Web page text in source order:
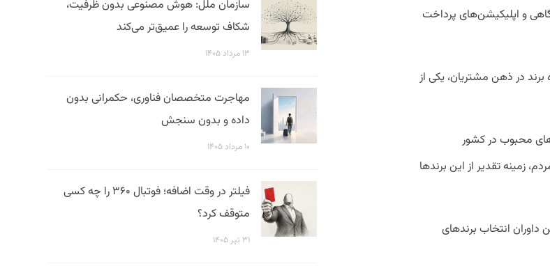
و اپلیکیشن‌های پرداخت
در ذهن مشتریان، یکی از
محبوب در کشور
زمینه تقدیر از این برندها
انتخاب برندهای
سازمان ملل: هوش مصنوعی بدون ظرفیت،
شکاف توسعه را عمیق‌تر می‌کند
۱۳ مرداد ۱۴۰۵
مهاجرت متخصصان فناوری، حکمرانی بدون
داده و بدون سنجش
۱۰ مرداد ۱۴۰۵
فیلتر در وقت اضافه؛ فوتبال ۳۶۰ را چه کسی
متوقف کرد؟
۳۱ تیر ۱۴۰۵